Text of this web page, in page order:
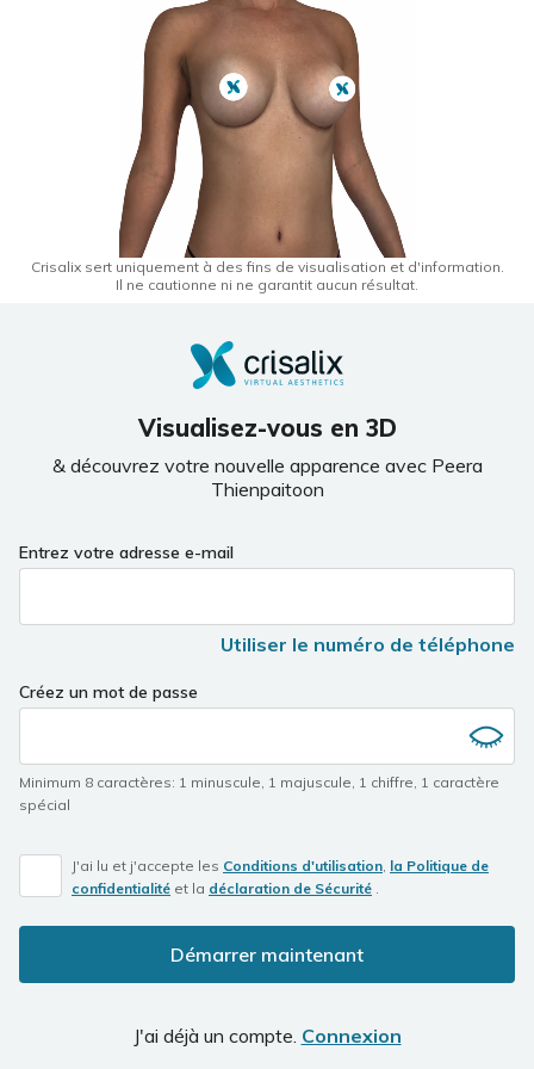
Crisalix sert uniquement à des fins de visualisation et d'information.
Il ne cautionne ni ne garantit aucun résultat.
Visualisez-vous en 3D
& découvrez votre nouvelle apparence avec Peera
Thienpaitoon
Entrez votre adresse e-mail
Utiliser le numéro de téléphone
Créez un mot de passe
Minimum 8 caractères: 1 minuscule, 1 majuscule, 1 chiffre, 1 caractère
spécial
J'ai lu et j'accepte les Conditions d'utilisation, la Politique de
confidentialité et la déclaration de Sécurité .
Démarrer maintenant
J'ai déjà un compte. Connexion